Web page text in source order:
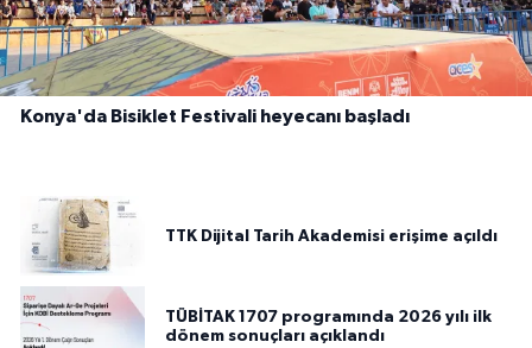
Konya'da Bisiklet Festivali heyecanı başladı
TTK Dijital Tarih Akademisi erişime açıldı
TÜBİTAK 1707 programında 2026 yılı ilk
dönem sonuçları açıklandı